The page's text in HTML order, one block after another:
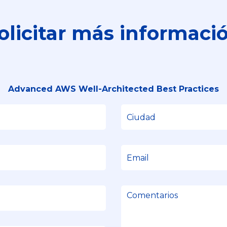
más
Advanced AWS Well-Architected Best Practices